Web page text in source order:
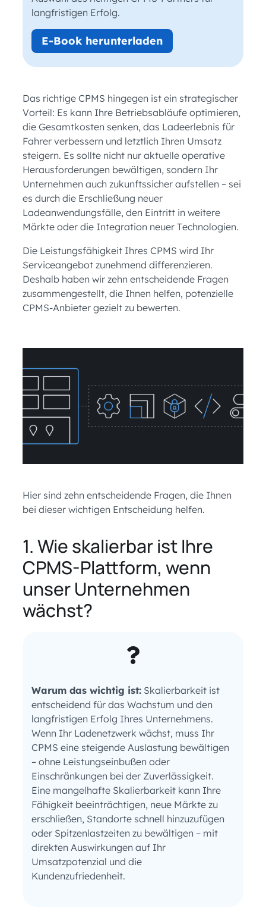
langfristigen Erfolg.
E-Book herunterladen
Das richtige CPMS hingegen ist ein strategischer
Vorteil: Es kann Ihre Betriebsabläufe optimieren,
die Gesamtkosten senken, das Ladeerlebnis für
Fahrer verbessern und letztlich Ihren Umsatz
steigern. Es sollte nicht nur aktuelle operative
Herausforderungen bewältigen, sondern Ihr
Unternehmen auch zukunftssicher aufstellen – sei
es durch die Erschließung neuer
Ladeanwendungsfälle, den Eintritt in weitere
Märkte oder die Integration neuer Technologien.
Die Leistungsfähigkeit Ihres CPMS wird Ihr
Serviceangebot zunehmend differenzieren.
Deshalb haben wir zehn entscheidende Fragen
zusammengestellt, die Ihnen helfen, potenzielle
CPMS-Anbieter gezielt zu bewerten.
Hier sind zehn entscheidende Fragen, die Ihnen
bei dieser wichtigen Entscheidung helfen.
1. Wie skalierbar ist Ihre
CPMS-Plattform, wenn
unser Unternehmen
wächst?
Warum das wichtig ist: Skalierbarkeit ist
entscheidend für das Wachstum und den
langfristigen Erfolg Ihres Unternehmens.
Wenn Ihr Ladenetzwerk wächst, muss Ihr
CPMS eine steigende Auslastung bewältigen
– ohne Leistungseinbußen oder
Einschränkungen bei der Zuverlässigkeit.
Eine mangelhafte Skalierbarkeit kann Ihre
Fähigkeit beeinträchtigen, neue Märkte zu
erschließen, Standorte schnell hinzuzufügen
oder Spitzenlastzeiten zu bewältigen – mit
direkten Auswirkungen auf Ihr
Umsatzpotenzial und die
Kundenzufriedenheit.